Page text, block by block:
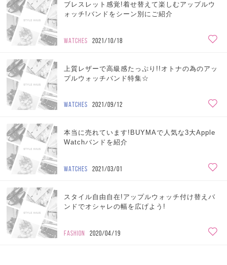
ブレスレット感覚!着せ替えて楽しむアップルウ
ォッチ!バンドをシーン別にご紹介
WATCHES 2021/10/18
上質レザーで高級感たっぷり!!オトナの為のアッ
プルウォッチバンド特集☆
WATCHES 2021/09/12
本当に売れています!BUYMAで人気な3大Apple
Watchバンドを紹介
WATCHES 2021/03/01
スタイル自由自在!アップルウォッチ付け替えバ
ンドでオシャレの幅を広げよう!
FASHION 2020/04/19